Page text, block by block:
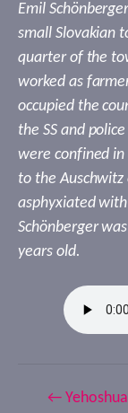
Emil
small Slovakian
quarter of the
worked as
occupied the
the SS and
were confined
to the
asphyxiated
Schönberger
years old.
←